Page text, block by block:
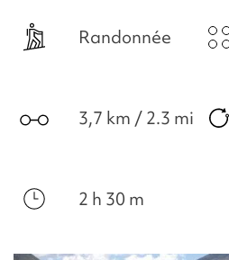
Randonnée
3,7 km / 2.3 mi
2 h 30 m